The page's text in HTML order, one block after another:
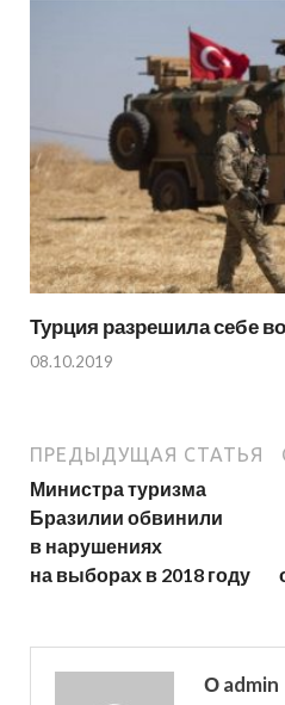
Турция разрешила себе
08.10.2019
ПРЕДЫДУЩАЯ СТАТЬЯ
Министра туризма
Бразилии обвинили
в нарушениях
на выборах в 2018 году
О admin